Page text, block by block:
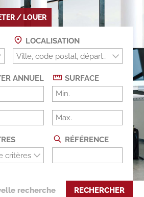
/ LOUER
LOCALISATION
ANNUEL SURFACE
critères
RÉFÉRENCE
recherche RECHERCHER